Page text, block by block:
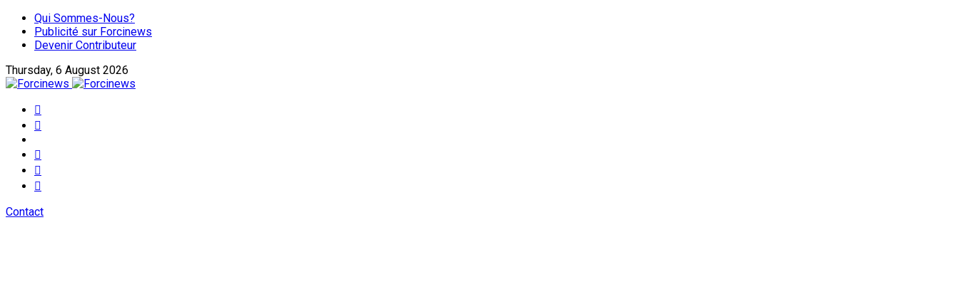
Qui Sommes-Nous?
Publicité sur Forcinews
Devenir Contributeur
Thursday, 6 August 2026
Contact